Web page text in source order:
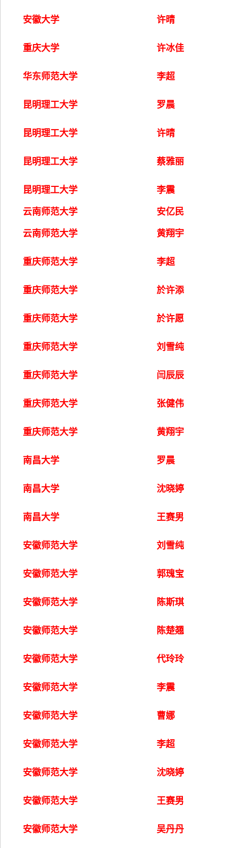
安徽大学 许晴
重庆大学 许冰佳
华东师范大学 李超
昆明理工大学 罗晨
昆明理工大学 许晴
昆明理工大学 蔡雅丽
昆明理工大学 李震
云南师范大学 安亿民
云南师范大学 黄翔宇
重庆师范大学 李超
重庆师范大学 於许添
重庆师范大学 於许愿
重庆师范大学 刘雪纯
重庆师范大学 闫辰辰
重庆师范大学 张健伟
重庆师范大学 黄翔宇
南昌大学 罗晨
南昌大学 沈晓婷
南昌大学 王赛男
安徽师范大学 刘雪纯
安徽师范大学 郭瑰宝
安徽师范大学 陈斯琪
安徽师范大学 陈楚翘
安徽师范大学 代玲玲
安徽师范大学 李震
安徽师范大学 曹娜
安徽师范大学 李超
安徽师范大学 沈晓婷
安徽师范大学 王赛男
安徽师范大学 吴丹丹